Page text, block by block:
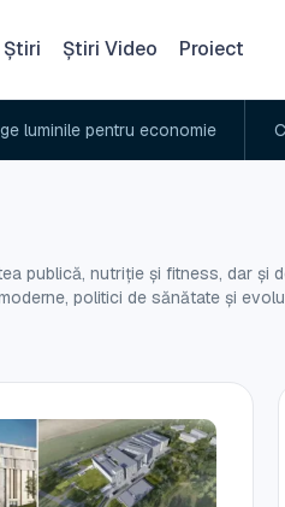
Știri Știri Video Proiect
pentru economie Cod
publică, nutriție și fitness, dar și
politici de sănătate și